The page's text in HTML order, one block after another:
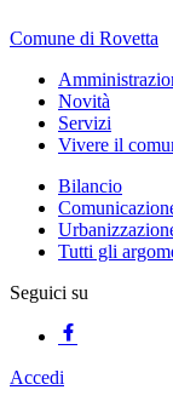
Comune di Rovetta
Novità
Servizi
Vivere il
Bilancio
Tutti gli
Seguici su
Accedi